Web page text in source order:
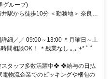
！
グループ)
細／／ 09:00～13:00 ＊月曜日～土
間相談OK！ ＊残業なし ｡.｡:+* ﾟ ﾟ
タッフ多数活躍中❖ ❖給与の日払
物流企業でのピッキングや梱包の